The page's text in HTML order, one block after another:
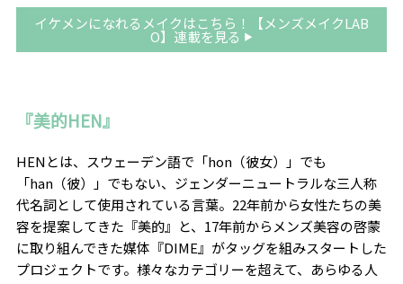
イケメンになれるメイクはこちら！【メンズメイクLAB
O】連載を見る
『美的HEN』
HENとは、スウェーデン語で「hon（彼女）」でも
「han（彼）」でもない、ジェンダーニュートラルな三人称
代名詞として使用されている言葉。22年前から女性たちの美
容を提案してきた『美的』と、17年前からメンズ美容の啓蒙
に取り組んできた媒体『DIME』がタッグを組みスタートした
プロジェクトです。 様々なカテゴリーを超えて、あらゆる人